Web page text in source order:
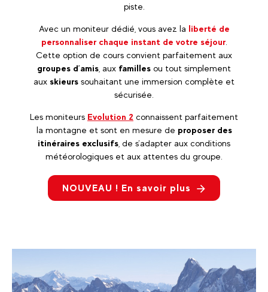
piste.
Avec un moniteur dédié, vous avez la liberté de
personnaliser chaque instant de votre séjour.
Cette option de cours convient parfaitement aux
groupes d’amis , aux familles ou tout simplement
aux skieurs souhaitant une immersion complète et
sécurisée.
Les moniteurs Evolution 2 connaissent parfaitement
la montagne et sont en mesure de proposer des
itinéraires exclusifs , de s’adapter aux conditions
météorologiques et aux attentes du groupe.
NOUVEAU ! En savoir plus